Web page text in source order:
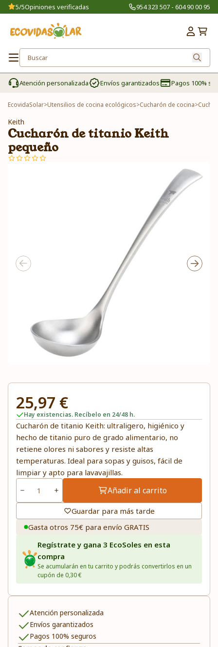
5/5Opiniones verificadas 954 323 507 - 604 90 00 95
Atención personalizada Envíos garantizados Pagos 100%
EcovidaSolar>Utensilios de cocina ecológicos>Cucharón de cocina>
Keith
Cucharón de titanio Keith
pequeño
25,97 €
Hay existencias. Recíbelo en 24/48 h.
Cucharón de titanio Keith: ultraligero, higiénico y
hecho de titanio puro de grado alimentario, no
retiene olores ni sabores y resiste altas
temperaturas. Ideal para sopas y guisos, fácil de
limpiar y apto para lavavajillas.
Añadir al carrito
Guardar para más tarde
Gasta otros 75€ para envío GRATIS
Regístrate y gana 3 EcoSoles en esta
compra
Se acumularán en tu carrito y podrás convertirlos en un
cupón de 0,30 €
Atención personalizada
Envíos garantizados
Pagos 100% seguros